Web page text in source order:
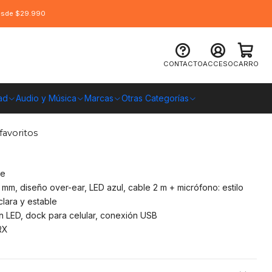
CONTACTOACCESOCARRO
Audio y Música Marcas Otras Categorías
$29.990
Teclado + Audífonos + Mouse +
CHILE
diseño over-ear, LED azul, cable 2 m + micrófono: estilo
y estable
LED, dock para celular, conexión USB